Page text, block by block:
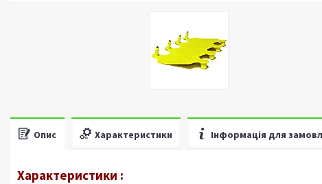
Опис Характеристики Інформація для
Характеристики :